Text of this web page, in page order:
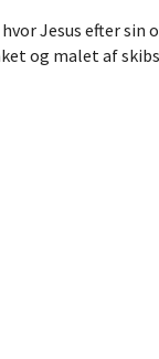
Jesus efter sin
og malet af